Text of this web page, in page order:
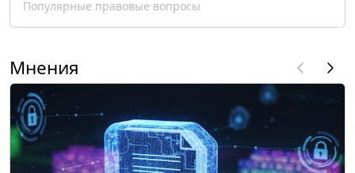
Популярные правовые вопросы
Мнения